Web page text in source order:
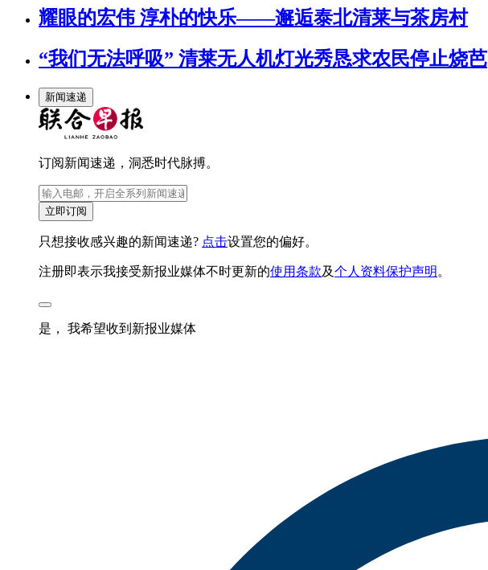
耀眼的宏伟 淳朴的快乐——邂逅泰北清莱与茶房村
“我们无法呼吸” 清莱无人机灯光秀恳求农民停止烧芭
新闻速递
订阅新闻速递，洞悉时代脉搏。
立即订阅
只想接收感兴趣的新闻速递? 点击设置您的偏好。
注册即表示我接受新报业媒体不时更新的使用条款及个人资料保护声明 。
是， 我希望收到新报业媒体